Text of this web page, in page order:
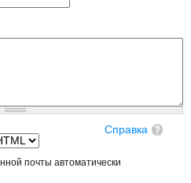
Справка
почты автоматически